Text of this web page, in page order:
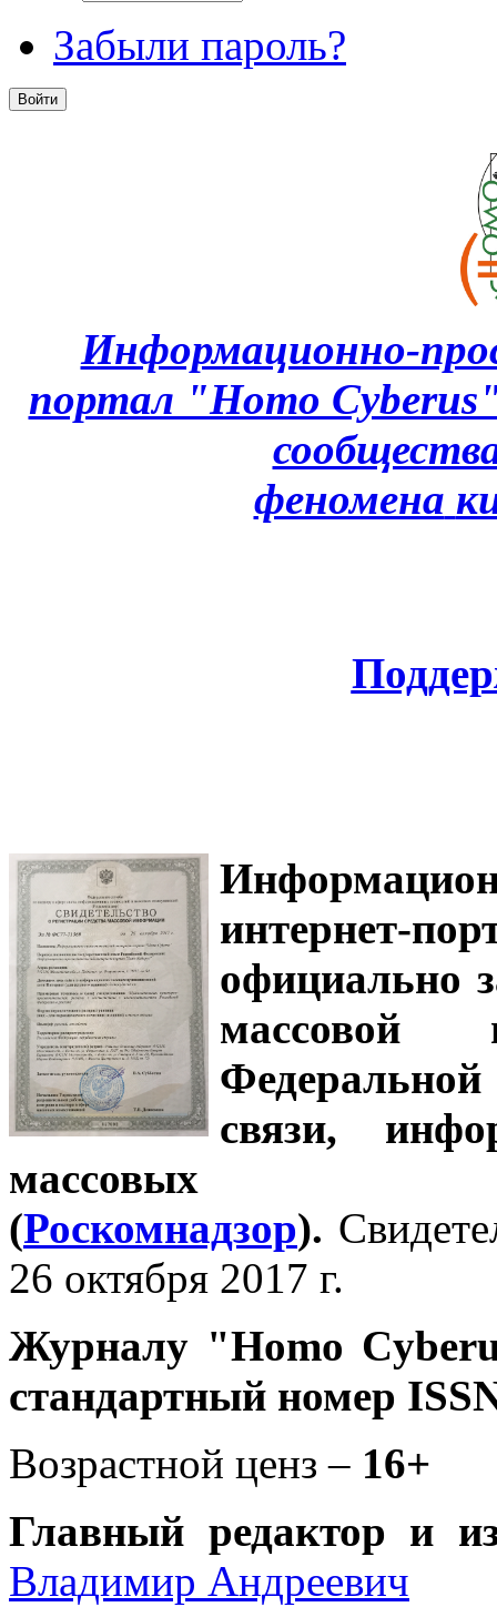
Забыли пароль?
Информационно-
портал "Homo
феномена
интернет-
официально
связи,
массовых
(Роскомнадзор).
26 октября 2017 г.
Журналу "Homo
стандартный номер
Возрастной ценз – 16+
Главный редактор и
Владимир Андреевич